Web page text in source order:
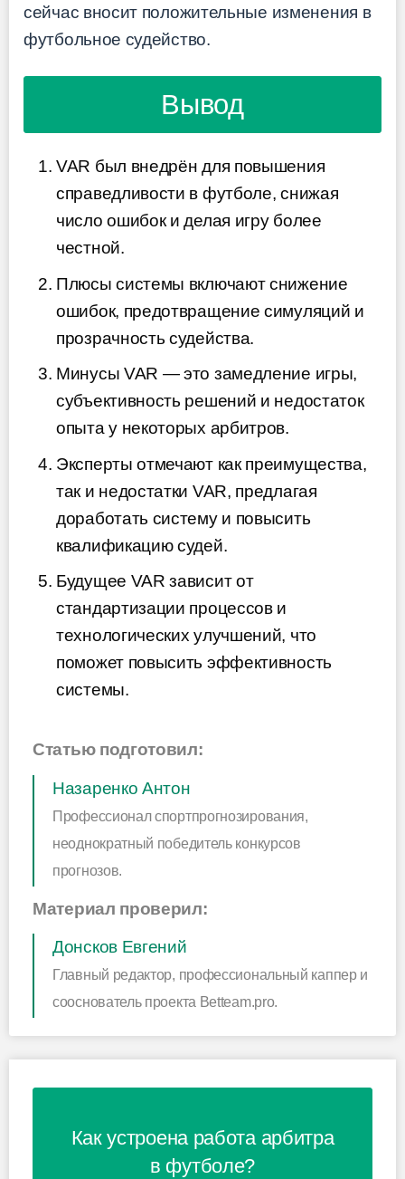
сейчас вносит положительные изменения в
футбольное судейство.
Вывод
VAR был внедрён для повышения
справедливости в футболе, снижая
число ошибок и делая игру более
честной.
Плюсы системы включают снижение
ошибок, предотвращение симуляций и
прозрачность судейства.
Минусы VAR — это замедление игры,
субъективность решений и недостаток
опыта у некоторых арбитров.
Эксперты отмечают как преимущества,
так и недостатки VAR, предлагая
доработать систему и повысить
квалификацию судей.
Будущее VAR зависит от
стандартизации процессов и
технологических улучшений, что
поможет повысить эффективность
системы.
Статью подготовил:
Назаренко Антон
Профессионал спортпрогнозирования,
неоднократный победитель конкурсов
прогнозов.
Материал проверил:
Донсков Евгений
Главный редактор, профессиональный каппер и
сооснователь проекта Betteam.pro.
Как устроена работа арбитра
в футболе?